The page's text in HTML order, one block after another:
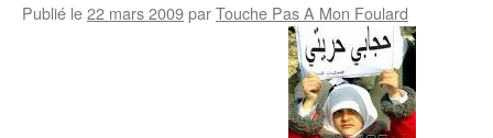
Publié le22 mars 2009parTouche Pas A Mon Foulard